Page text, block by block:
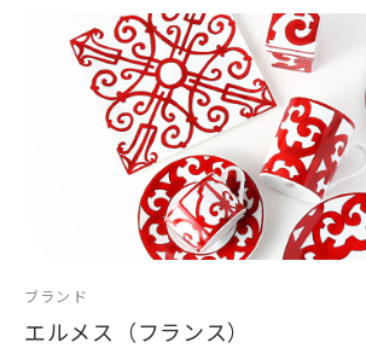
ブランド
エルメス（フランス）